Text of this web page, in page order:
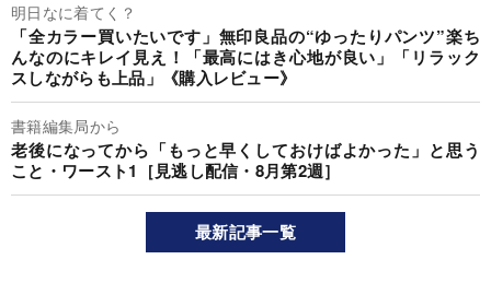
明日なに着てく？
「全カラー買いたいです」無印良品の“ゆったりパンツ”楽ち
んなのにキレイ見え！「最高にはき心地が良い」「リラック
スしながらも上品」《購入レビュー》
書籍編集局から
老後になってから「もっと早くしておけばよかった」と思う
こと・ワースト1［見逃し配信・8月第2週］
最新記事一覧